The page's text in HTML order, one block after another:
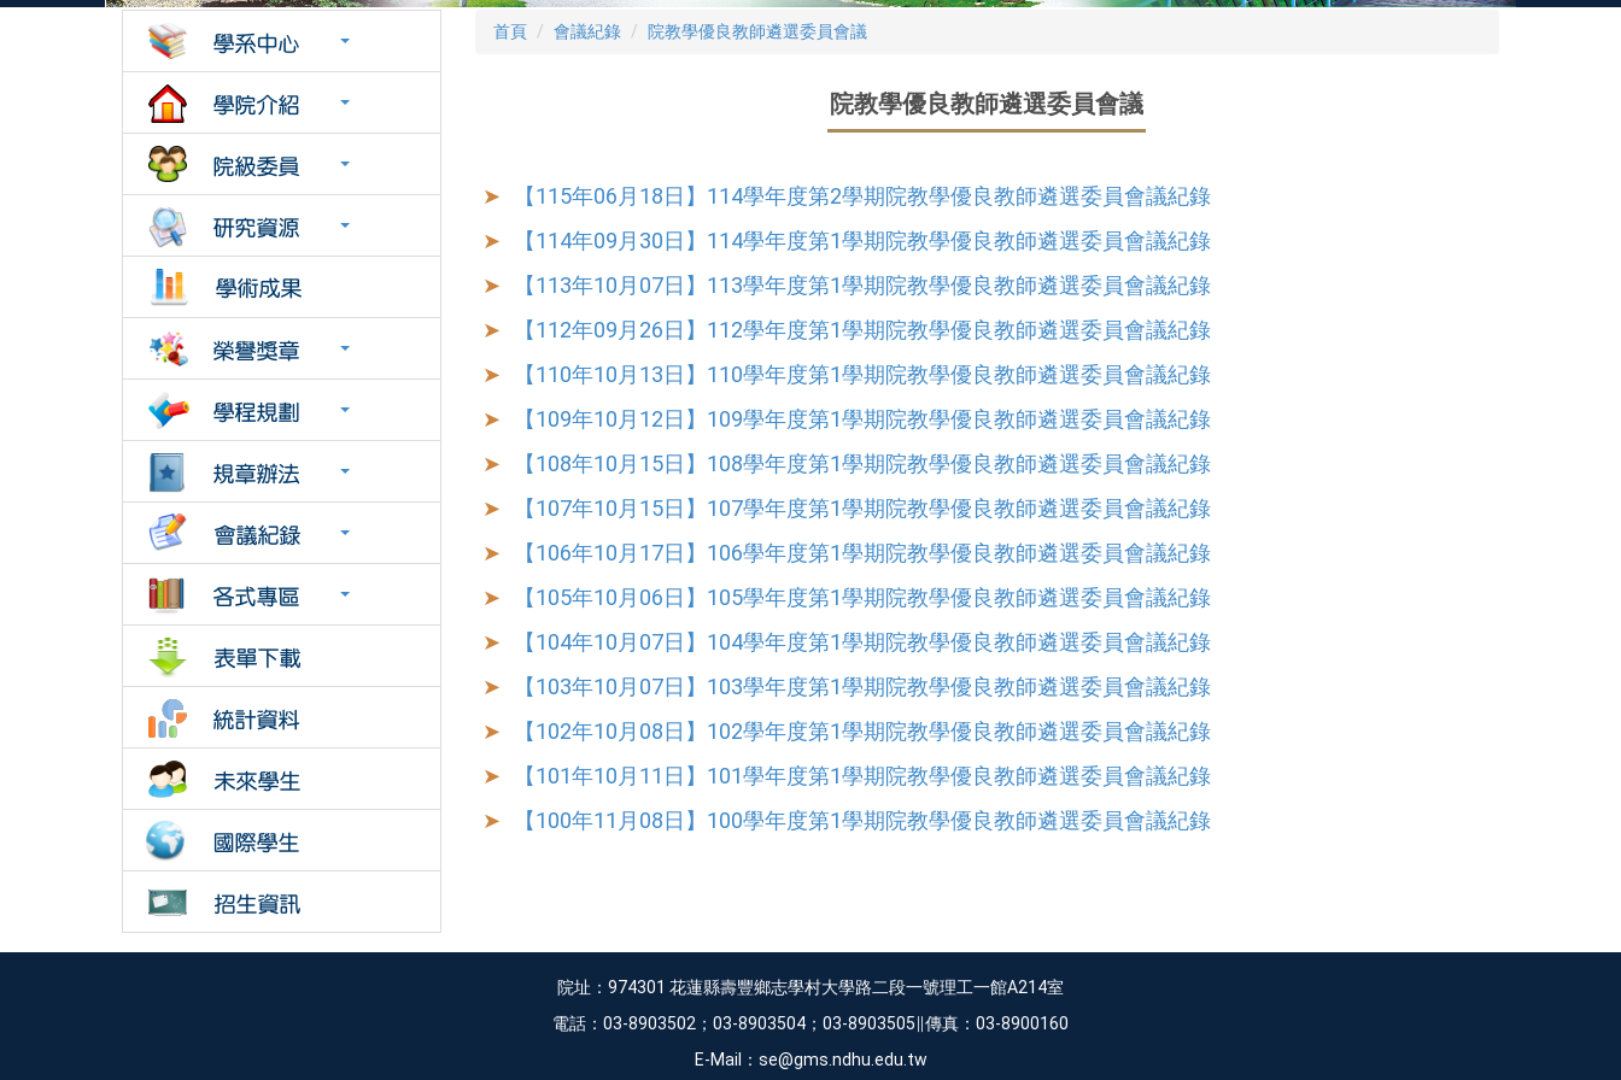
首頁 會議紀錄 院教學優良教師遴選委員會議
院教學優良教師遴選委員會議
【115年06月18日】114學年度第2學期院教學優良教師遴選委員會議紀錄
【114年09月30日】114學年度第1學期院教學優良教師遴選委員會議紀錄
【113年10月07日】113學年度第1學期院教學優良教師遴選委員會議紀錄
【112年09月26日】112學年度第1學期院教學優良教師遴選委員會議紀錄
【110年10月13日】110學年度第1學期院教學優良教師遴選委員會議紀錄
【109年10月12日】109學年度第1學期院教學優良教師遴選委員會議紀錄
【108年10月15日】108學年度第1學期院教學優良教師遴選委員會議紀錄
【107年10月15日】107學年度第1學期院教學優良教師遴選委員會議紀錄
【106年10月17日】106學年度第1學期院教學優良教師遴選委員會議紀錄
【105年10月06日】105學年度第1學期院教學優良教師遴選委員會議紀錄
【104年10月07日】104學年度第1學期院教學優良教師遴選委員會議紀錄
【103年10月07日】103學年度第1學期院教學優良教師遴選委員會議紀錄
【102年10月08日】102學年度第1學期院教學優良教師遴選委員會議紀錄
【101年10月11日】101學年度第1學期院教學優良教師遴選委員會議紀錄
【100年11月08日】100學年度第1學期院教學優良教師遴選委員會議紀錄
院址：974301 花蓮縣壽豐鄉志學村大學路二段一號理工一館A214室
電話：03-8903502；03-8903504；03-8903505∥傳真：03-8900160
E-Mail：se@gms.ndhu.edu.tw